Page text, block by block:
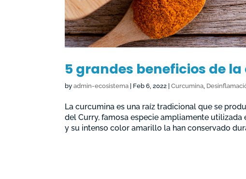
5 grandes beneficios de
byadmin-ecosistema Feb 6, 2022 |Curcumina,
La curcumina es una raíz tradicional que se
del Curry, famosa especie ampliamente
y su intenso color amarillo la han conservado